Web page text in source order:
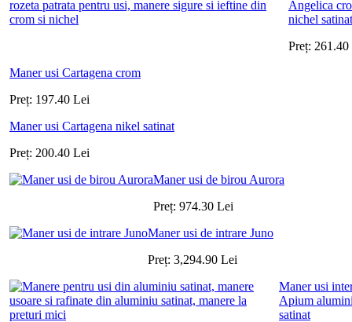
Angelica
nichel satinat
Preț: 261.40
Maner usi Cartagena crom
Preț: 197.40 Lei
Maner usi Cartagena nikel satinat
Preț: 200.40 Lei
Maner usi de birou Aurora
Preț: 974.30 Lei
Maner usi de intrare Juno
Preț: 3,294.90 Lei
Maner usi
Apium
satinat